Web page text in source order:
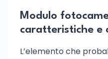
Modulo
caratteristiche e
L’elemento che